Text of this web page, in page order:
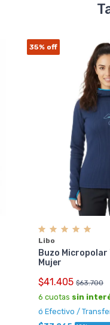
35% off
Libo
Buzo
Mujer
$41.405 $63.700
6 cuotas sin
ó Efectivo /